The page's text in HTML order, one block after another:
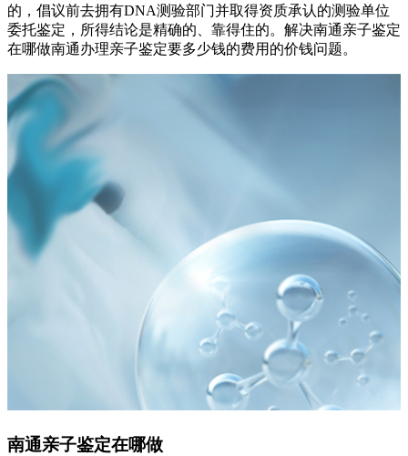
的，倡议前去拥有DNA测验部门并取得资质承认的测验单位
委托鉴定，所得结论是精确的、靠得住的。解决南通亲子鉴定
在哪做南通办理亲子鉴定要多少钱的费用的价钱问题。
南通亲子鉴定在哪做